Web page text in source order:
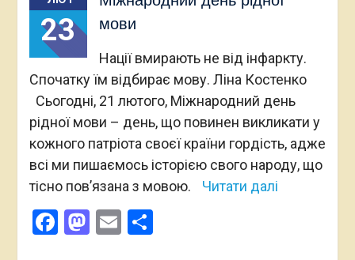
23
мови
Нації вмирають не від інфаркту.
Спочатку їм відбирає мову. Ліна Костенко
Сьогодні, 21 лютого, Міжнародний день
рідної мови – день, що повинен викликати у
кожного патріота своєї країни гордість, адже
всі ми пишаємось історією свого народу, що
тісно пов’язана з мовою.
Читати далі
Facebook
Mastodon
EmailПоділитися